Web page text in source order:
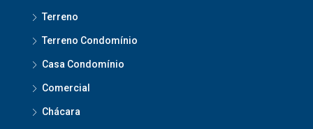
Terreno
Terreno Condomínio
Casa Condomínio
Comercial
Chácara